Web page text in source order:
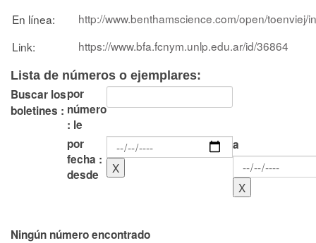
En línea:
http://www.benthamscience.com/open/toenviej/
Link:
https://www.bfa.fcnym.unlp.edu.ar/id/36864
Lista de números o ejemplares:
Buscar los
boletines :
por
número
: le
por
fecha :
desde
a
Ningún número encontrado